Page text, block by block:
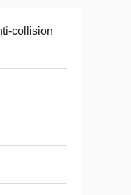
collision